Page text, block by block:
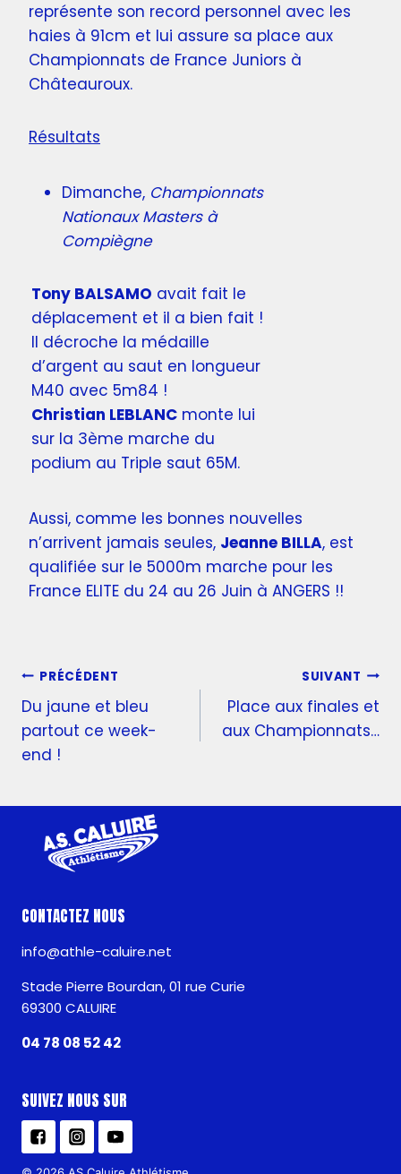
représente son record personnel avec les
haies à 91cm et lui assure sa place aux
Championnats de France Juniors à
Châteauroux.
Résultats
Dimanche, Championnats
Nationaux Masters à
Compiègne
Tony BALSAMO avait fait le
déplacement et il a bien fait !
Il décroche la médaille
d’argent au saut en longueur
M40 avec 5m84 !
Christian LEBLANC monte lui
sur la 3ème marche du
podium au Triple saut 65M.
Aussi, comme les bonnes nouvelles
n’arrivent jamais seules, Jeanne BILLA, est
qualifiée sur le 5000m marche pour les
France ELITE du 24 au 26 Juin à ANGERS !!
PRÉCÉDENT
Du jaune et bleu
partout ce week-
end !
SUIVANT
Place aux finales et
aux Championnats…
CONTACTEZ NOUS
info@athle-caluire.net
Stade Pierre Bourdan, 01 rue Curie
69300 CALUIRE
04 78 08 52 42
SUIVEZ NOUS SUR